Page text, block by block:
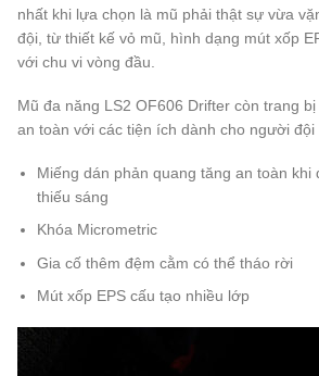
nhất khi lựa chọn là mũ phải thật sự vừa
đội, từ thiết kế vỏ mũ, hình dạng mút xốp
với chu vi vòng đầu.
Mũ đa năng LS2 OF606 Drifter còn trang
an toàn với các tiện ích dành cho người đội
Miếng dán phản quang tăng an toàn khi
thiếu sáng
Khóa Micrometric
Gia cố thêm đệm cằm có thể tháo rời
Mút xốp EPS cấu tạo nhiều lớp